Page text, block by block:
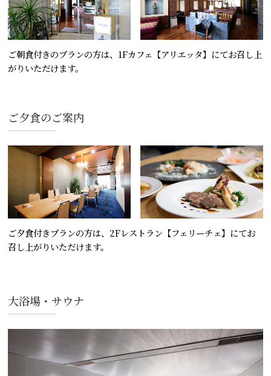
ご朝食付きのプランの方は、1Fカフェ【アリエッタ】にてお召し上
がりいただけます。
ご夕食のご案内
ご夕食付きプランの方は、2Fレストラン【フェリーチェ】にてお
召し上がりいただけます。
大浴場・サウナ